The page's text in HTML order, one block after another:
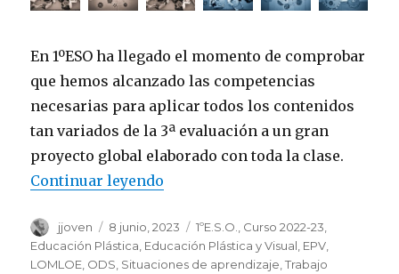
En 1ºESO ha llegado el momento de comprobar
que hemos alcanzado las competencias
necesarias para aplicar todos los contenidos
tan variados de la 3ª evaluación a un gran
proyecto global elaborado con toda la clase.
Continuar leyendo
Autor
jjoven
Publicado
el
8 junio, 2023 Categorías
1ºE.S.O. Curso 2022-23
Educación Plástica Educación Plástica y Visual EPV
LOMLOE ODS Situaciones de aprendizaje ,Trabajo